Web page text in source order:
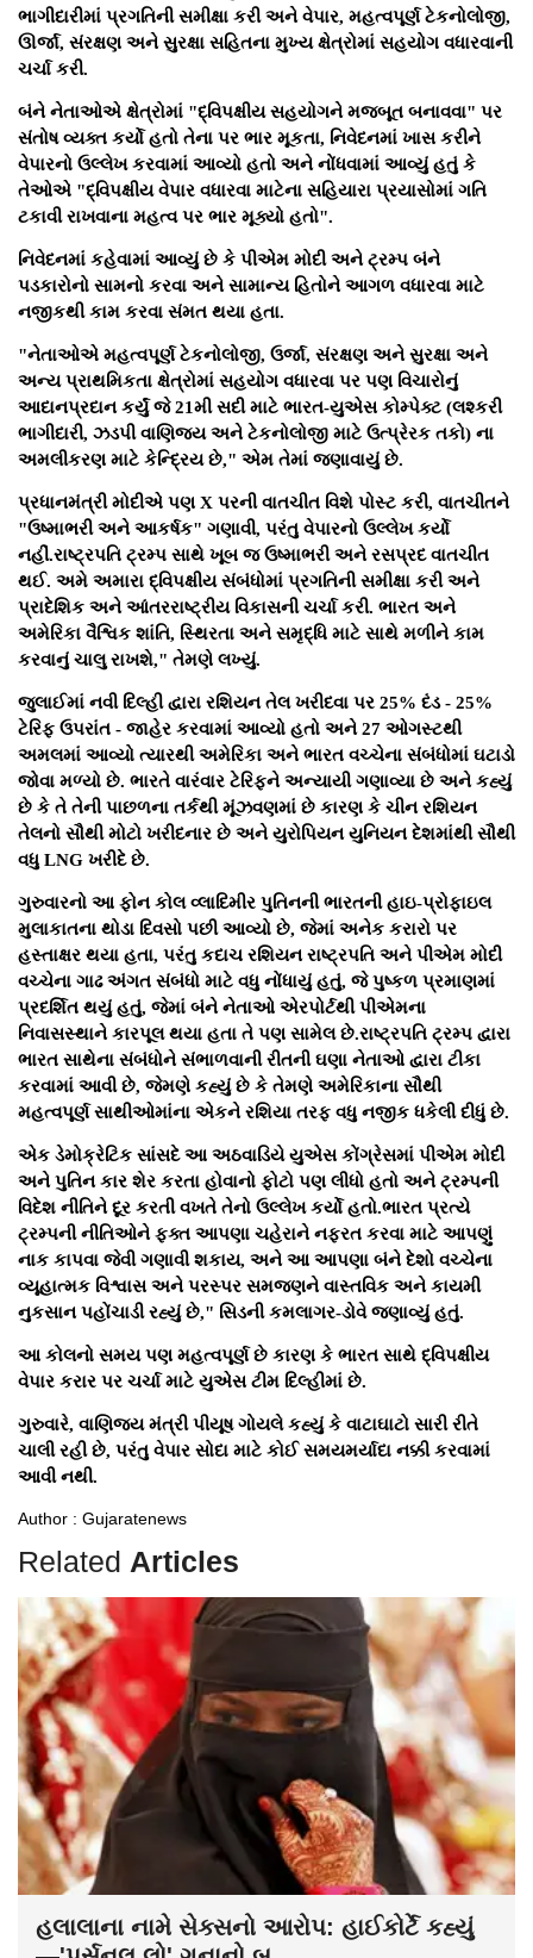
ભાગીદારીમાં પ્રગતિની સમીક્ષા કરી અને વેપાર, મહત્વપૂર્ણ ટેકનોલોજી,
ઊર્જા, સંરક્ષણ અને સુરક્ષા સહિતના મુખ્ય ક્ષેત્રોમાં સહયોગ વધારવાની
ચર્ચા કરી.
બંને નેતાઓએ ક્ષેત્રોમાં "દ્વિપક્ષીય સહયોગને મજબૂત બનાવવા" પર
સંતોષ વ્યક્ત કર્યો હતો તેના પર ભાર મૂકતા, નિવેદનમાં ખાસ કરીને
વેપારનો ઉલ્લેખ કરવામાં આવ્યો હતો અને નોંધવામાં આવ્યું હતું કે
તેઓએ "દ્વિપક્ષીય વેપાર વધારવા માટેના સહિયારા પ્રયાસોમાં ગતિ
ટકાવી રાખવાના મહત્વ પર ભાર મૂક્યો હતો".
નિવેદનમાં કહેવામાં આવ્યું છે કે પીએમ મોદી અને ટ્રમ્પ બંને
પડકારોનો સામનો કરવા અને સામાન્ય હિતોને આગળ વધારવા માટે
નજીકથી કામ કરવા સંમત થયા હતા.
"નેતાઓએ મહત્વપૂર્ણ ટેકનોલોજી, ઉર્જા, સંરક્ષણ અને સુરક્ષા અને
અન્ય પ્રાથમિકતા ક્ષેત્રોમાં સહયોગ વધારવા પર પણ વિચારોનું
આદાનપ્રદાન કર્યું જે 21મી સદી માટે ભારત-યુએસ કોમ્પેક્ટ (લશ્કરી
ભાગીદારી, ઝડપી વાણિજ્ય અને ટેકનોલોજી માટે ઉત્પ્રેરક તકો) ના
અમલીકરણ માટે કેન્દ્રિય છે," એમ તેમાં જણાવાયું છે.
પ્રધાનમંત્રી મોદીએ પણ X પરની વાતચીત વિશે પોસ્ટ કરી, વાતચીતને
"ઉષ્માભરી અને આકર્ષક" ગણાવી, પરંતુ વેપારનો ઉલ્લેખ કર્યો
નહીં.રાષ્ટ્રપતિ ટ્રમ્પ સાથે ખૂબ જ ઉષ્માભરી અને રસપ્રદ વાતચીત
થઈ. અમે અમારા દ્વિપક્ષીય સંબંધોમાં પ્રગતિની સમીક્ષા કરી અને
પ્રાદેશિક અને આંતરરાષ્ટ્રીય વિકાસની ચર્ચા કરી. ભારત અને
અમેરિકા વૈશ્વિક શાંતિ, સ્થિરતા અને સમૃદ્ધિ માટે સાથે મળીને કામ
કરવાનું ચાલુ રાખશે," તેમણે લખ્યું.
જુલાઈમાં નવી દિલ્હી દ્વારા રશિયન તેલ ખરીદવા પર 25% દંડ - 25%
ટેરિફ ઉપરાંત - જાહેર કરવામાં આવ્યો હતો અને 27 ઓગસ્ટથી
અમલમાં આવ્યો ત્યારથી અમેરિકા અને ભારત વચ્ચેના સંબંધોમાં ઘટાડો
જોવા મળ્યો છે. ભારતે વારંવાર ટેરિફને અન્યાયી ગણાવ્યા છે અને કહ્યું
છે કે તે તેની પાછળના તર્કથી મૂંઝવણમાં છે કારણ કે ચીન રશિયન
તેલનો સૌથી મોટો ખરીદનાર છે અને યુરોપિયન યુનિયન દેશમાંથી સૌથી
વધુ LNG ખરીદે છે.
ગુરુવારનો આ ફોન કોલ વ્લાદિમીર પુતિનની ભારતની હાઇ-પ્રોફાઇલ
મુલાકાતના થોડા દિવસો પછી આવ્યો છે, જેમાં અનેક કરારો પર
હસ્તાક્ષર થયા હતા, પરંતુ કદાચ રશિયન રાષ્ટ્રપતિ અને પીએમ મોદી
વચ્ચેના ગાઢ અંગત સંબંધો માટે વધુ નોંધાયું હતું, જે પુષ્કળ પ્રમાણમાં
પ્રદર્શિત થયું હતું, જેમાં બંને નેતાઓ એરપોર્ટથી પીએમના
નિવાસસ્થાને કારપૂલ થયા હતા તે પણ સામેલ છે.રાષ્ટ્રપતિ ટ્રમ્પ દ્વારા
ભારત સાથેના સંબંધોને સંભાળવાની રીતની ઘણા નેતાઓ દ્વારા ટીકા
કરવામાં આવી છે, જેમણે કહ્યું છે કે તેમણે અમેરિકાના સૌથી
મહત્વપૂર્ણ સાથીઓમાંના એકને રશિયા તરફ વધુ નજીક ધકેલી દીધું છે.
એક ડેમોક્રેટિક સાંસદે આ અઠવાડિયે યુએસ કોંગ્રેસમાં પીએમ મોદી
અને પુતિન કાર શેર કરતા હોવાનો ફોટો પણ લીધો હતો અને ટ્રમ્પની
વિદેશ નીતિને દૂર કરતી વખતે તેનો ઉલ્લેખ કર્યો હતો.ભારત પ્રત્યે
ટ્રમ્પની નીતિઓને ફક્ત આપણા ચહેરાને નફરત કરવા માટે આપણું
નાક કાપવા જેવી ગણાવી શકાય, અને આ આપણા બંને દેશો વચ્ચેના
વ્યૂહાત્મક વિશ્વાસ અને પરસ્પર સમજણને વાસ્તવિક અને કાયમી
નુકસાન પહોંચાડી રહ્યું છે," સિડની કમલાગર-ડોવે જણાવ્યું હતું.
આ કોલનો સમય પણ મહત્વપૂર્ણ છે કારણ કે ભારત સાથે દ્વિપક્ષીય
વેપાર કરાર પર ચર્ચા માટે યુએસ ટીમ દિલ્હીમાં છે.
ગુરુવારે, વાણિજ્ય મંત્રી પીયૂષ ગોયલે કહ્યું કે વાટાઘાટો સારી રીતે
ચાલી રહી છે, પરંતુ વેપાર સોદા માટે કોઈ સમયમર્યાદા નક્કી કરવામાં
આવી નથી.
Author : Gujaratenews
Related Articles
હલાલાના નામે સેક્સનો આરોપ: હાઈકોર્ટે કહ્યું